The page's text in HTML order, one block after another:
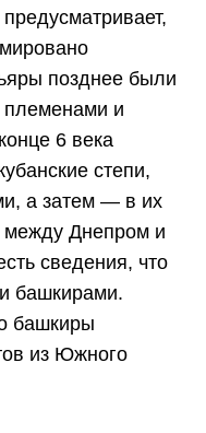
позднее были
племенами и
6 века
степи,
а затем — в их
между Днепром и
сведения, что
башкирами.
башкиры
из Южного